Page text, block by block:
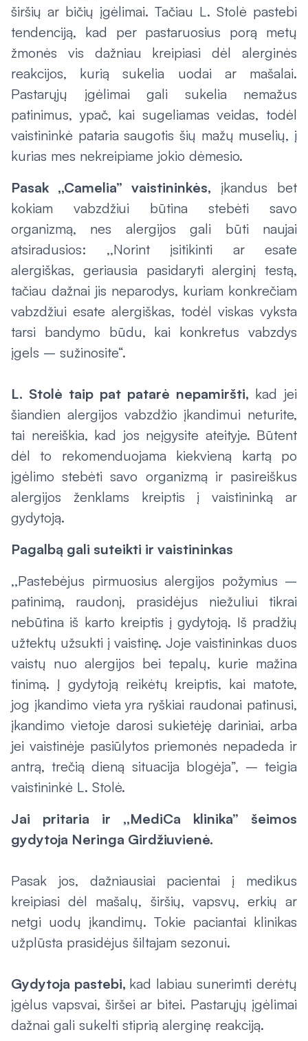
širšių ar bičių įgėlimai. Tačiau L. Stolė pastebi
tendenciją, kad per pastaruosius porą metų
žmonės vis dažniau kreipiasi dėl alerginės
reakcijos, kurią sukelia uodai ar mašalai.
Pastarųjų įgėlimai gali sukelia nemažus
patinimus, ypač, kai sugeliamas veidas, todėl
vaistininkė pataria saugotis šių mažų muselių, į
kurias mes nekreipiame jokio dėmesio.
Pasak ,,Camelia” vaistininkės, įkandus bet
kokiam vabzdžiui būtina stebėti savo
organizmą, nes alergijos gali būti naujai
atsiradusios: ,,Norint įsitikinti ar esate
alergiškas, geriausia pasidaryti alerginį testą,
tačiau dažnai jis neparodys, kuriam konkrečiam
vabzdžiui esate alergiškas, todėl viskas vyksta
tarsi bandymo būdu, kai konkretus vabzdys
įgels – sužinosite“.
L. Stolė taip pat patarė nepamiršti, kad jei
šiandien alergijos vabzdžio įkandimui neturite,
tai nereiškia, kad jos neįgysite ateityje. Būtent
dėl to rekomenduojama kiekvieną kartą po
įgėlimo stebėti savo organizmą ir pasireiškus
alergijos ženklams kreiptis į vaistininką ar
gydytoją.
Pagalbą gali suteikti ir vaistininkas
,,Pastebėjus pirmuosius alergijos požymius –
patinimą, raudonį, prasidėjus niežuliui tikrai
nebūtina iš karto kreiptis į gydytoją. Iš pradžių
užtektų užsukti į vaistinę. Joje vaistininkas duos
vaistų nuo alergijos bei tepalų, kurie mažina
tinimą. Į gydytoją reikėtų kreiptis, kai matote,
jog įkandimo vieta yra ryškiai raudonai patinusi,
įkandimo vietoje darosi sukietėję dariniai, arba
jei vaistinėje pasiūlytos priemonės nepadeda ir
antrą, trečią dieną situacija blogėja”, – teigia
vaistininkė L. Stolė.
Jai pritaria ir ,,MediCa klinika” šeimos
gydytoja Neringa Girdžiuvienė.
Pasak jos, dažniausiai pacientai į medikus
kreipiasi dėl mašalų, širšių, vapsvų, erkių ar
netgi uodų įkandimų. Tokie paciantai klinikas
užplūsta prasidėjus šiltajam sezonui.
Gydytoja pastebi, kad labiau sunerimti derėtų
įgėlus vapsvai, širšei ar bitei. Pastarųjų įgėlimai
dažnai gali sukelti stiprią alerginę reakciją.